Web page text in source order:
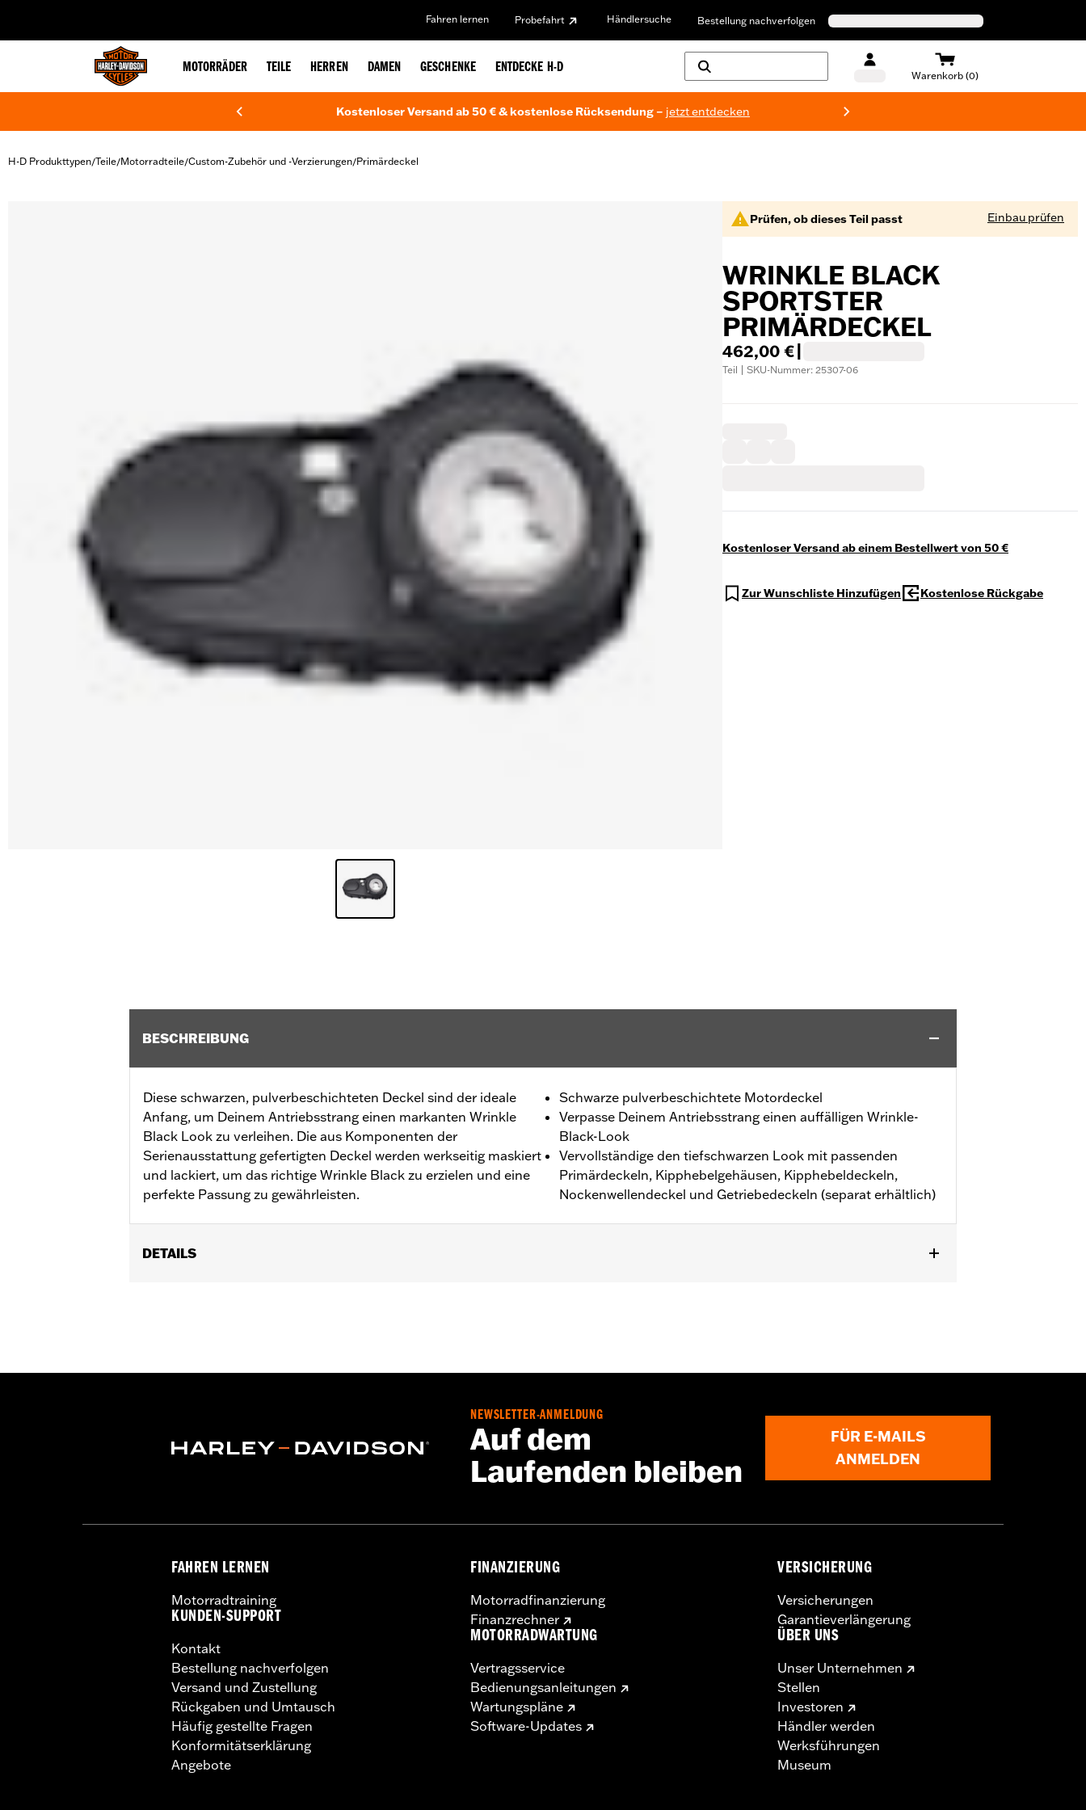
Fahren lernen Probefahrt Händlersuche Bestellung nachverfolgen
MOTORRÄDER TEILE HERREN DAMEN GESCHENKE ENTDECKE H-D
Warenkorb (0)
Kostenloser Versand ab 50 € & kostenlose Rücksendung – jetzt entdecken
H-D Produkttypen/Teile/Motorradteile/Custom-Zubehör und -Verzierungen/Primärdeckel
Prüfen, ob dieses Teil passt Einbau prüfen
WRINKLE BLACK
SPORTSTER
PRIMÄRDECKEL
462,00 €
Teil | SKU-Nummer: 25307-06
Kostenloser Versand ab einem Bestellwert von 50 €
Zur Wunschliste Hinzufügen Kostenlose Rückgabe
BESCHREIBUNG
Diese schwarzen, pulverbeschichteten Deckel sind der ideale
Anfang, um Deinem Antriebsstrang einen markanten Wrinkle
Black Look zu verleihen. Die aus Komponenten der
Serienausstattung gefertigten Deckel werden werkseitig maskiert
und lackiert, um das richtige Wrinkle Black zu erzielen und eine
perfekte Passung zu gewährleisten.
Schwarze pulverbeschichtete Motordeckel
Verpasse Deinem Antriebsstrang einen auffälligen Wrinkle-
Black-Look
Vervollständige den tiefschwarzen Look mit passenden
Primärdeckeln, Kipphebelgehäusen, Kipphebeldeckeln,
Nockenwellendeckel und Getriebedeckeln (separat erhältlich)
DETAILS
NOTIZEN:Für den Aus- und Einbau von Motorabdeckungen müssen möglicherweise neue Dichtungen gekauft werden. Wende Dich für
NEWSLETTER-ANMELDUNG
Auf dem
Laufenden bleiben
FÜR E-MAILS
ANMELDEN
FAHREN LERNEN
Motorradtraining
KUNDEN-SUPPORT
Kontakt
Bestellung nachverfolgen
Versand und Zustellung
Rückgaben und Umtausch
Häufig gestellte Fragen
Konformitätserklärung
Angebote
FINANZIERUNG
Motorradfinanzierung
Finanzrechner
MOTORRADWARTUNG
Vertragsservice
Bedienungsanleitungen
Wartungspläne
Software-Updates
VERSICHERUNG
Versicherungen
Garantieverlängerung
ÜBER UNS
Unser Unternehmen
Stellen
Investoren
Händler werden
Werksführungen
Museum